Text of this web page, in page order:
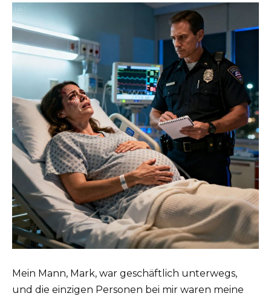
Mein Mann, Mark, war geschäftlich unterwegs,
und die einzigen Personen bei mir waren meine